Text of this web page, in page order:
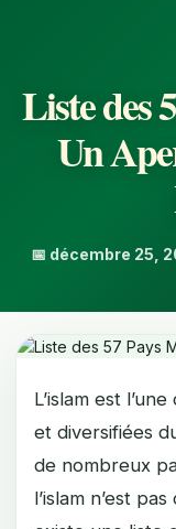
Liste des
Un
📅 décembre 25,
L’islam est
et diversifiées
de nombreux
l’islam n’est